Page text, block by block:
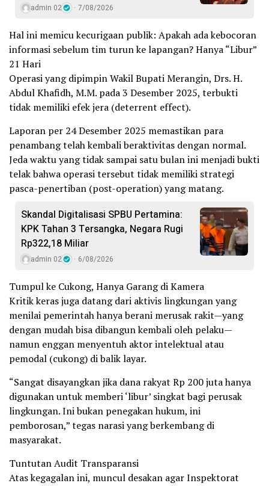
admin 02 7/08/2026
Hal ini memicu kecurigaan publik: Apakah ada kebocoran
informasi sebelum tim turun ke lapangan? Hanya “Libur”
21 Hari
Operasi yang dipimpin Wakil Bupati Merangin, Drs. H.
Abdul Khafidh, M.M. pada 3 Desember 2025, terbukti
tidak memiliki efek jera (deterrent effect).
Laporan per 24 Desember 2025 memastikan para
penambang telah kembali beraktivitas dengan normal.
Jeda waktu yang tidak sampai satu bulan ini menjadi bukti
telak bahwa operasi tersebut tidak memiliki strategi
pasca-penertiban (post-operation) yang matang.
Skandal Digitalisasi SPBU Pertamina:
KPK Tahan 3 Tersangka, Negara Rugi
Rp322,18 Miliar
admin 02 6/08/2026
Tumpul ke Cukong, Hanya Garang di Kamera
Kritik keras juga datang dari aktivis lingkungan yang
menilai pemerintah hanya berani merusak rakit—yang
dengan mudah bisa dibangun kembali oleh pelaku—
namun enggan menyentuh aktor intelektual atau
pemodal (cukong) di balik layar.
“Sangat disayangkan jika dana rakyat Rp 200 juta hanya
digunakan untuk memberi ‘libur’ singkat bagi perusak
lingkungan. Ini bukan penegakan hukum, ini
pemborosan,” tegas narasi yang berkembang di
masyarakat.
Tuntutan Audit Transparansi
Atas kegagalan ini, muncul desakan agar Inspektorat